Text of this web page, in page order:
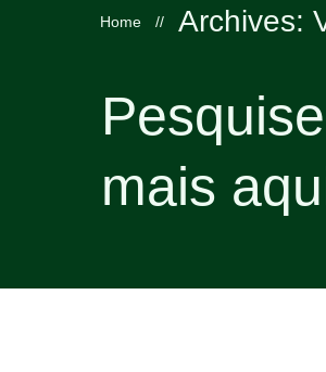
Home // Archives:
Pesquise
mais